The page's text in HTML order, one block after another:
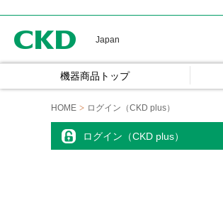
Japan
機器商品トップ
HOME ログイン（CKD plus）
ログイン（CKD plus）